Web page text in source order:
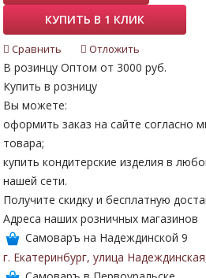
КУПИТЬ В 1 КЛИК
Сравнить Отложить
В розинцу Оптом от 3000 руб.
Купить в розницу
Вы можете:
оформить заказ на сайте согласно
товара;
купить кондитерские изделия в
нашей сети.
Получите скидку и бесплатную
Адреса наших розничных магазинов
Самоваръ на Надеждинской 9
г. Екатеринбург, улица Надеждинская